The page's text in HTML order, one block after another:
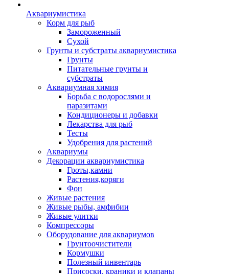
Аквариумистика
Корм для рыб
Замороженный
Сухой
Грунты и субстраты аквариумистика
Грунты
Питательные грунты и
субстраты
Аквариумная химия
Борьба с водорослями и
паразитами
Кондиционеры и добавки
Лекарства для рыб
Тесты
Удобрения для растений
Аквариумы
Декорации аквариумистика
Гроты,камни
Растения,коряги
Фон
Живые растения
Живые рыбы, амфибии
Живые улитки
Компрессоры
Оборудование для аквариумов
Грунтоочистители
Кормушки
Полезный инвентарь
Присоски, краники и клапаны